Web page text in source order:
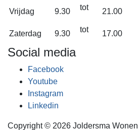
Vrijdag 9.30 tot 21.00
Zaterdag 9.30 tot 17.00
Social media
Facebook
Youtube
Instagram
Linkedin
Copyright © 2026 Joldersma Wonen